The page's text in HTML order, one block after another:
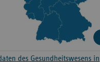
des Gesundheitswesens in